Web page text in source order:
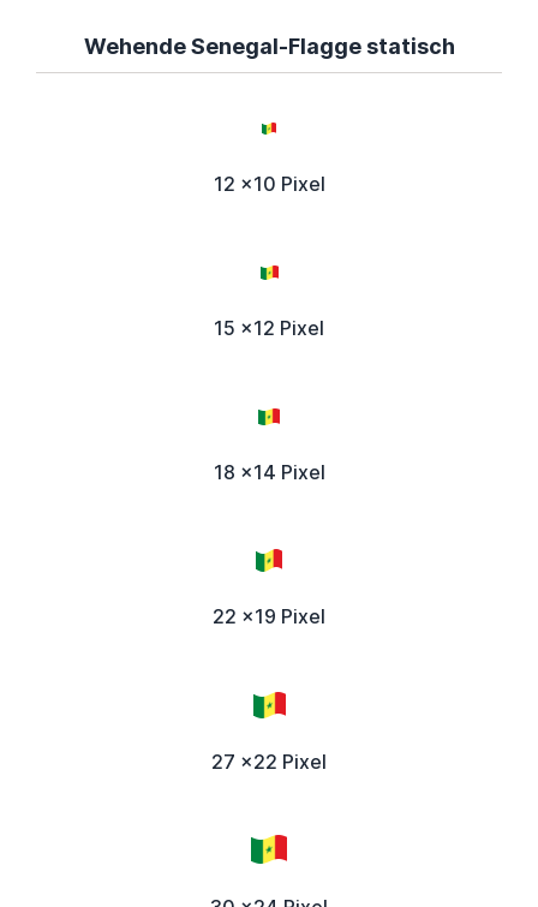
Wehende Senegal-Flagge statisch
12 x10 Pixel
15 x12 Pixel
18 x14 Pixel
22 x19 Pixel
27 x22 Pixel